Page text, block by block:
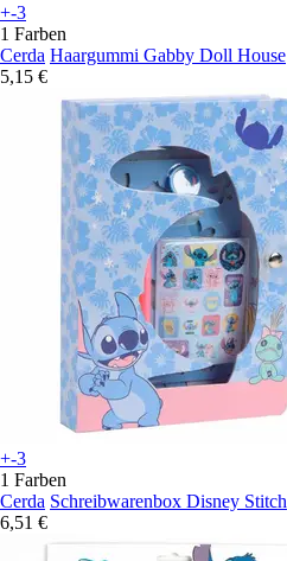
+-3
1 Farben
Cerda Haargummi Gabby Doll House
5,15 €
+-3
1 Farben
Cerda Schreibwarenbox Disney Stitch
6,51 €